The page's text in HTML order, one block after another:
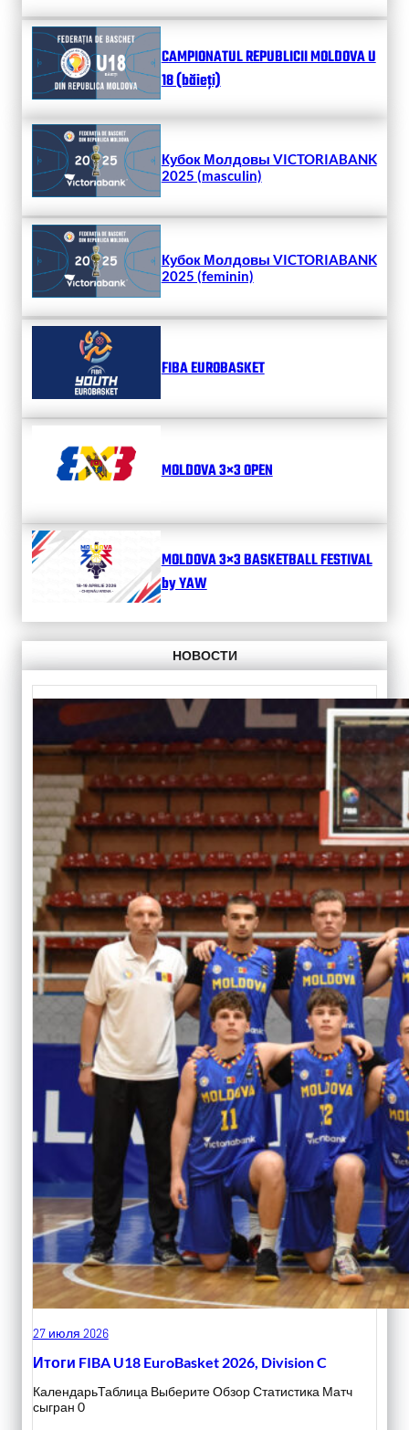
CAMPIONATUL REPUBLICII MOLDOVA U
18 (băieți)
Кубок Молдовы VICTORIABANK
2025 (masculin)
Кубок Молдовы VICTORIABANK
2025 (feminin)
FIBA EUROBASKET
MOLDOVA 3×3 OPEN
MOLDOVA 3×3 BASKETBALL FESTIVAL
by YAW
НОВОСТИ
27 июля 2026
Итоги FIBA U18 EuroBasket 2026, Division C
КалендарьТаблица Выберите Обзор Статистика Матч
сыгран 0